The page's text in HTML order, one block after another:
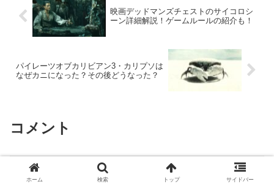
映画デッドマンズチェストのサイコロシ
ーン詳細解説！ゲームルールの紹介も！
パイレーツオブカリビアン3・カリプソは
なぜカニになった？その後どうなった？
コメント
コメントを書き込む
ホーム 検索 トップ サイドバー